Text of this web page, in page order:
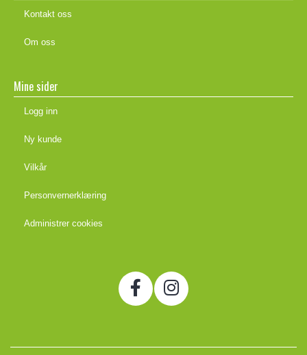
Kontakt oss
Om oss
Mine sider
Logg inn
Ny kunde
Vilkår
Personvernerklæring
Administrer cookies